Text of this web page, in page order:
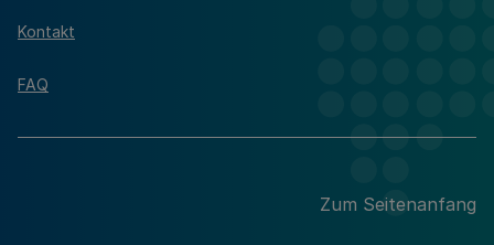
Kontakt
FAQ
Zum Seitenanfang